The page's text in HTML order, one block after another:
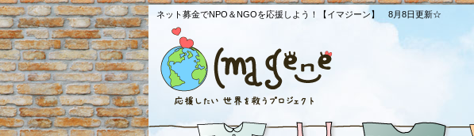
ネット募金でNPO＆NGOを応援しよう！【イマジーン】 8月8日更新☆